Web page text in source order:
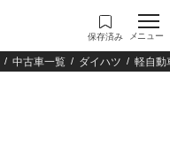
保存済み メニュー
中古車一覧 ダイハツ 軽自動